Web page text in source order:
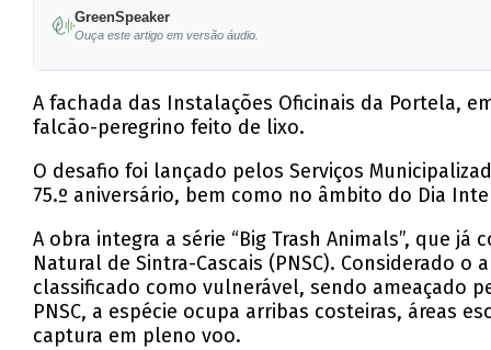
GreenSpeaker
Ouça este artigo em versão áudio.
A fachada das Instalações Oficinais da Portela,
falcão-peregrino feito de lixo.
O desafio foi lançado pelos Serviços
75.º aniversário, bem como no âmbito do Dia
A obra integra a série “Big Trash Animals”, que
Natural de Sintra-Cascais (PNSC). Considerado
classificado como vulnerável, sendo ameaçado
PNSC, a espécie ocupa arribas costeiras, áreas
captura em pleno voo.